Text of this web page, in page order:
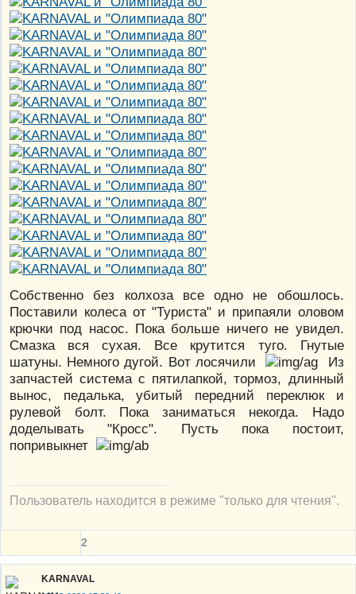
Собственно без колхоза все одно не обошлось.
Поставили колеса от "Туриста" и припаяли оловом
крючки под насос. Пока больше ничего не увидел.
Смазка вся сухая. Все крутится туго. Гнутые
шатуны. Немного дугой. Вот лосячили
Из
запчастей система с пятилапкой, тормоз, длинный
вынос, педалька, убитый передний переклюк и
рулевой болт. Пока заниматься некогда. Надо
доделывать "Кросс". Пусть пока постоит,
попривыкнет
Пользователь находится в режиме "только для чтения".
2
KARNAVAL